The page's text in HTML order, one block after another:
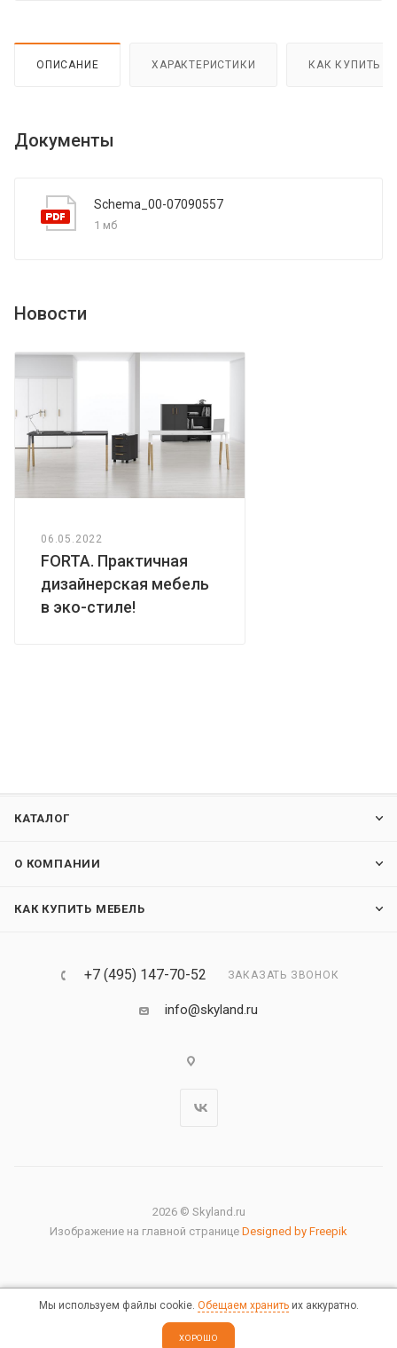
ОПИСАНИЕ ХАРАКТЕРИСТИКИ КАК КУПИТЬ
Документы
Schema_00-07090557
1 мб
Новости
06.05.2022
FORTA. Практичная
дизайнерская мебель
в эко-стиле!
КАТАЛОГ
О КОМПАНИИ
КАК КУПИТЬ МЕБЕЛЬ
+7 (495) 147-70-52 ЗАКАЗАТЬ ЗВОНОК
info@skyland.ru
2026 © Skyland.ru
Изображение на главной странице Designed by Freepik
Правовая информация
Мы используем файлы cookie. Обещаем хранитьих аккуратно.
ХОРОШО